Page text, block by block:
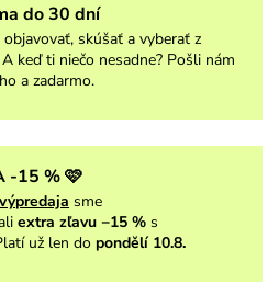
do 30 dní
skúšať a vyberať z
keď ti niečo nesadne? Pošli nám
a zadarmo.
-15 % 🩷
sme
extra zľavu −15 % s
už len do pondělí 10.8.